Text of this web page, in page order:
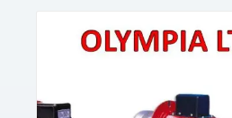
Details